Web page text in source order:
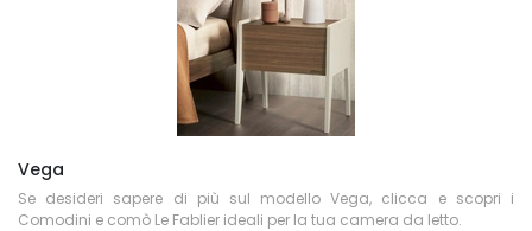
Vega
Se desideri sapere di più sul modello Vega, clicca e scopri i
Comodini e comò Le Fablier ideali per la tua camera da letto.